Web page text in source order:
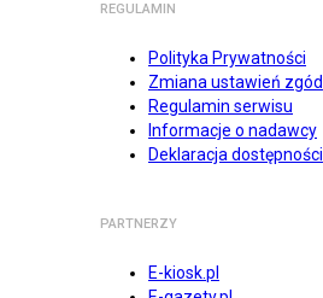
REGULAMIN
Polityka Prywatności
Zmiana ustawień zgód
Regulamin serwisu
Informacje o nadawcy
Deklaracja dostępności
PARTNERZY
E-kiosk.pl